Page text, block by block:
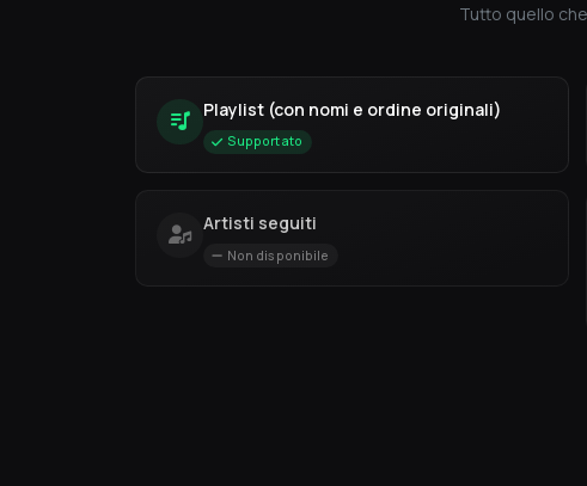
Tutto quello
Playlist (con nomi e ordine originali)
Supportato
Artisti seguiti
Non disponibile